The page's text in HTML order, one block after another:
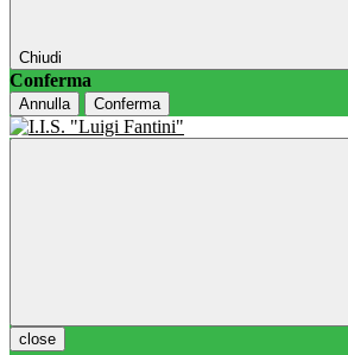
Chiudi
Conferma
Annulla Conferma
close